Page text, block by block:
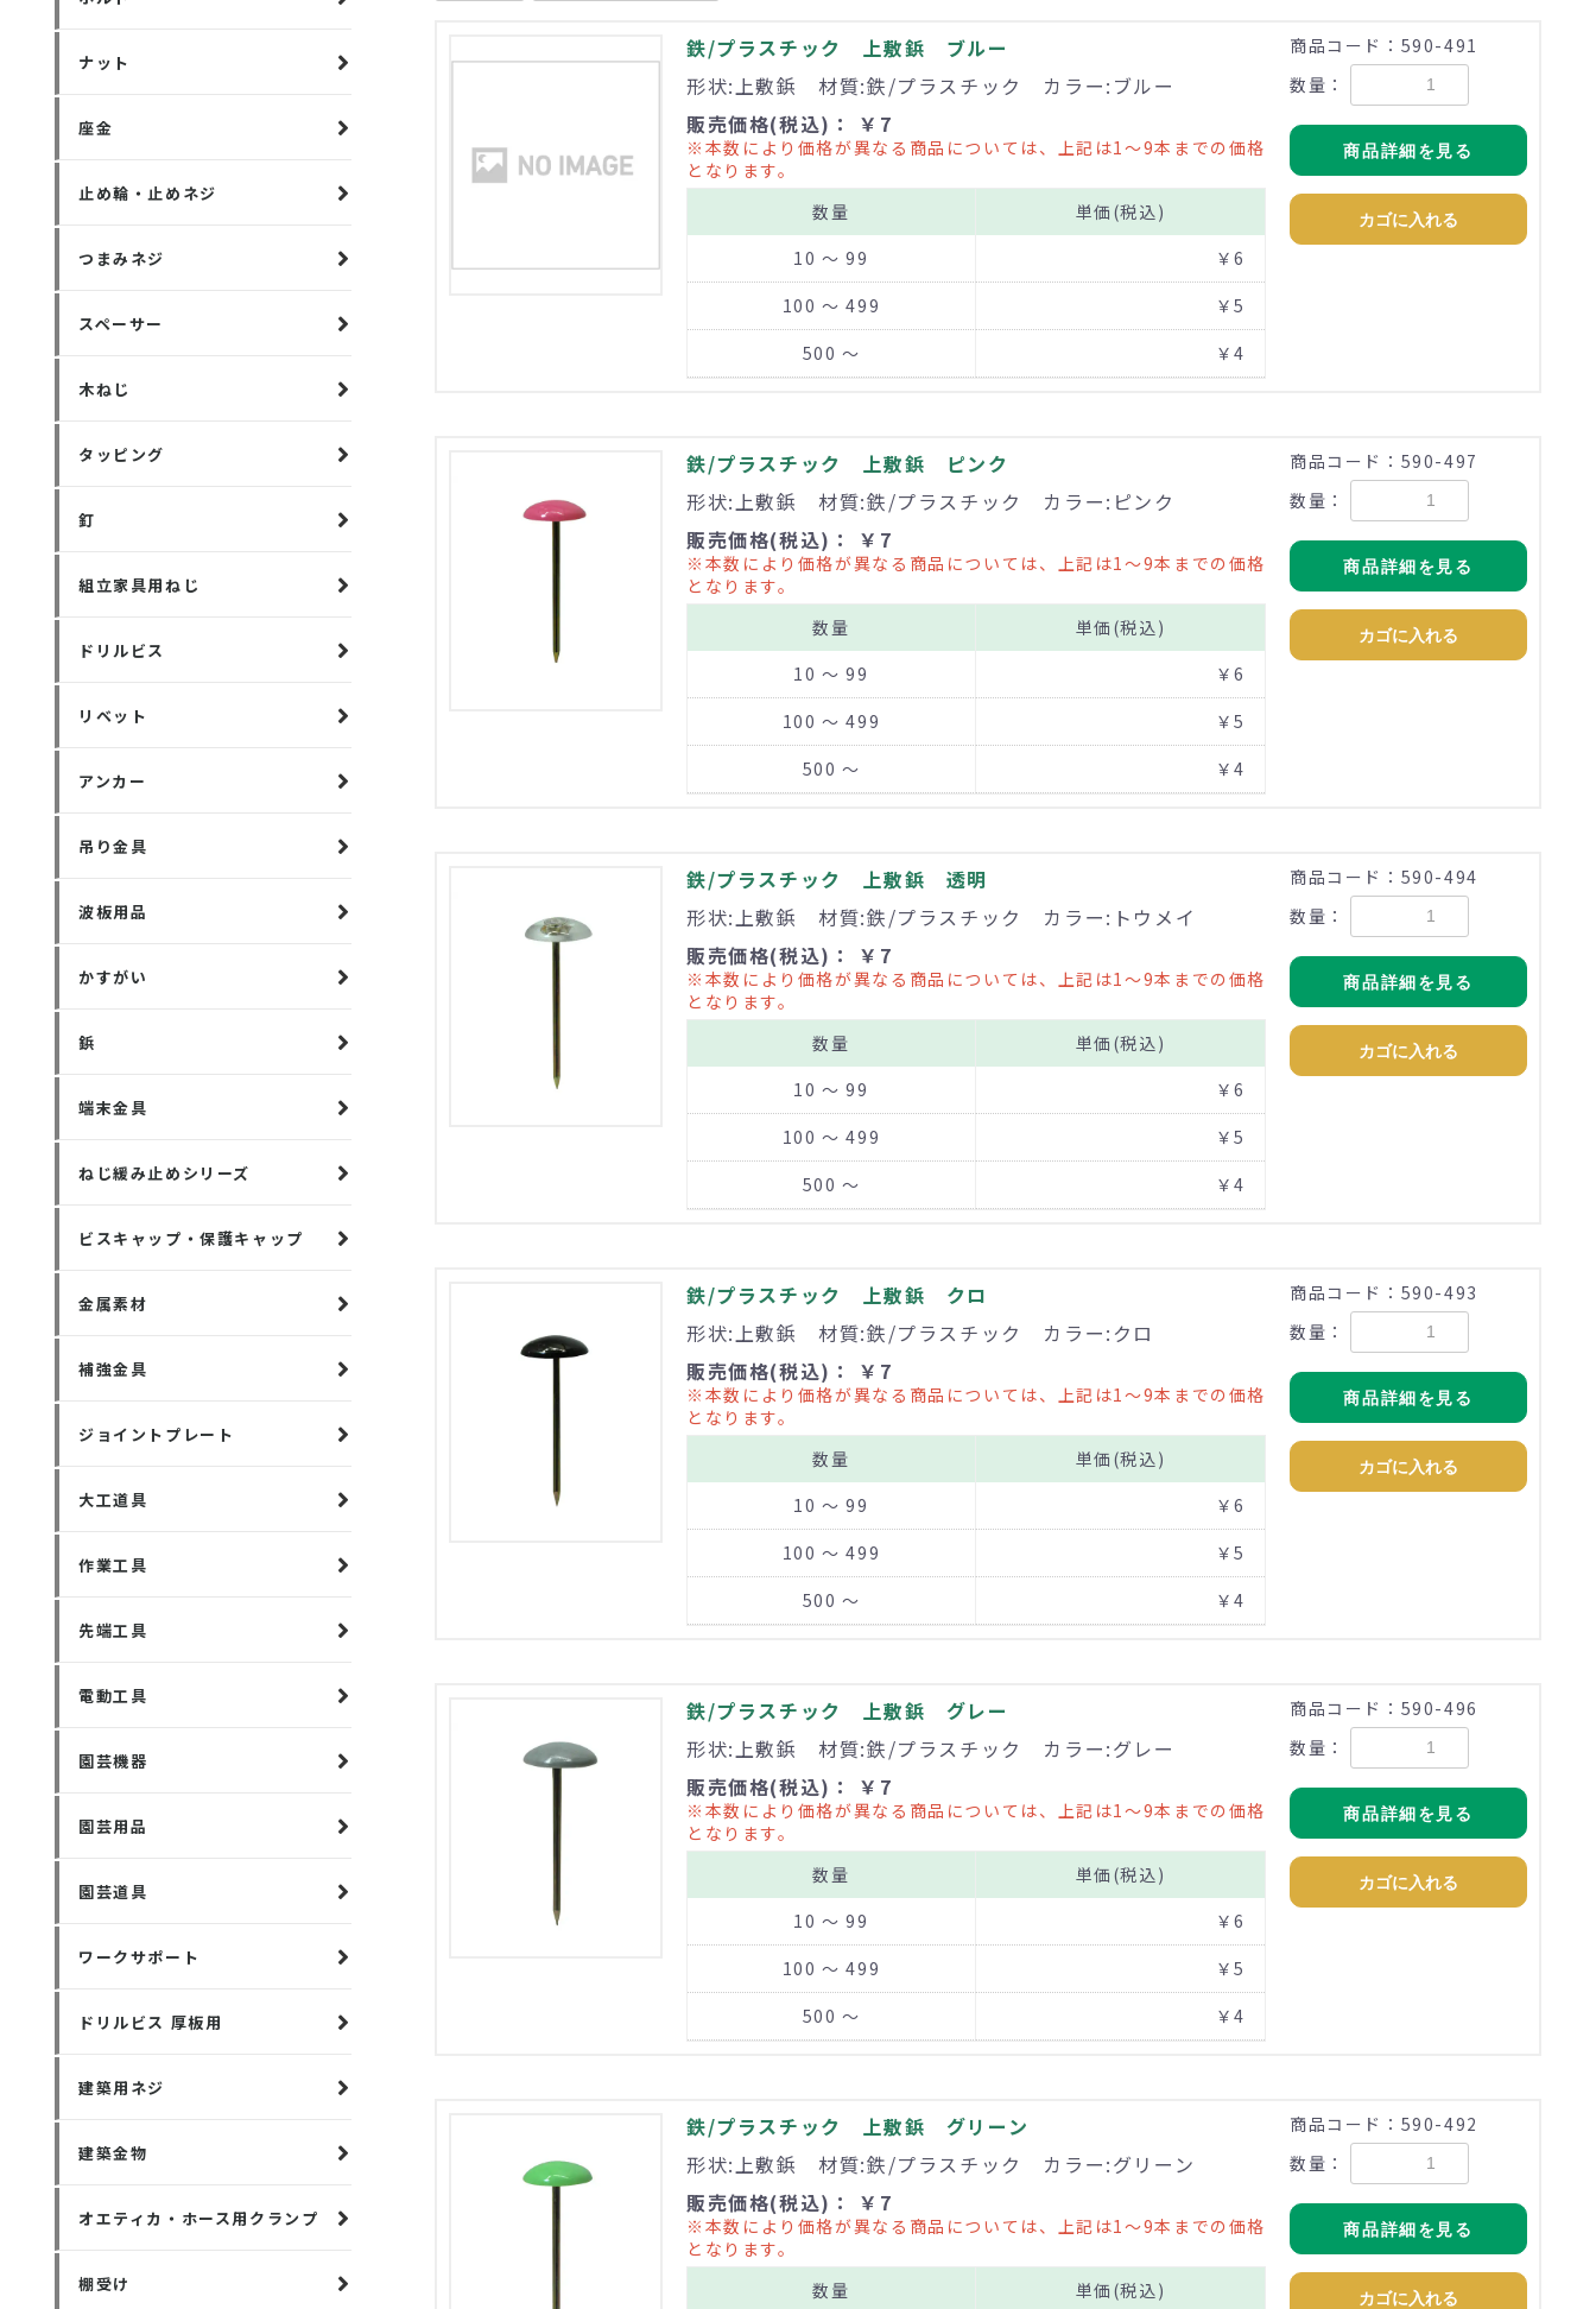
ナット
座金
止め輪・止めネジ
つまみネジ
スペーサー
木ねじ
タッピング
釘
組立家具用ねじ
ドリルビス
リベット
アンカー
吊り金具
波板用品
かすがい
鋲
端末金具
ねじ緩み止めシリーズ
ビスキャップ・保護キャップ
金属素材
補強金具
ジョイントプレート
大工道具
作業工具
先端工具
電動工具
園芸機器
園芸用品
園芸道具
ワークサポート
ドリルビス 厚板用
建築用ネジ
建築金物
オエティカ・ホース用クランプ
棚受け
鉄/プラスチック 上敷鋲 ブルー
形状:上敷鋲 材質:鉄/プラスチック カラー:ブルー
販売価格(税込)： ￥7
※本数により価格が異なる商品については、上記は1～9本までの価格
となります。
数量
単価(税込)
10 ～ 99
￥6
100 ～ 499
￥5
500 ～
￥4
商品コード：590-491
数量：
商品詳細を見る
カゴに入れる
鉄/プラスチック 上敷鋲 ピンク
形状:上敷鋲 材質:鉄/プラスチック カラー:ピンク
販売価格(税込)： ￥7
※本数により価格が異なる商品については、上記は1～9本までの価格
となります。
数量
単価(税込)
10 ～ 99
￥6
100 ～ 499
￥5
500 ～
￥4
商品コード：590-497
数量：
商品詳細を見る
カゴに入れる
鉄/プラスチック 上敷鋲 透明
形状:上敷鋲 材質:鉄/プラスチック カラー:トウメイ
販売価格(税込)： ￥7
※本数により価格が異なる商品については、上記は1～9本までの価格
となります。
数量
単価(税込)
10 ～ 99
￥6
100 ～ 499
￥5
500 ～
￥4
商品コード：590-494
数量：
商品詳細を見る
カゴに入れる
鉄/プラスチック 上敷鋲 クロ
形状:上敷鋲 材質:鉄/プラスチック カラー:クロ
販売価格(税込)： ￥7
※本数により価格が異なる商品については、上記は1～9本までの価格
となります。
数量
単価(税込)
10 ～ 99
￥6
100 ～ 499
￥5
500 ～
￥4
商品コード：590-493
数量：
商品詳細を見る
カゴに入れる
鉄/プラスチック 上敷鋲 グレー
形状:上敷鋲 材質:鉄/プラスチック カラー:グレー
販売価格(税込)： ￥7
※本数により価格が異なる商品については、上記は1～9本までの価格
となります。
数量
単価(税込)
10 ～ 99
￥6
100 ～ 499
￥5
500 ～
￥4
商品コード：590-496
数量：
商品詳細を見る
カゴに入れる
鉄/プラスチック 上敷鋲 グリーン
形状:上敷鋲 材質:鉄/プラスチック カラー:グリーン
販売価格(税込)： ￥7
※本数により価格が異なる商品については、上記は1～9本までの価格
となります。
数量
単価(税込)
商品コード：590-492
数量：
商品詳細を見る
カゴに入れる